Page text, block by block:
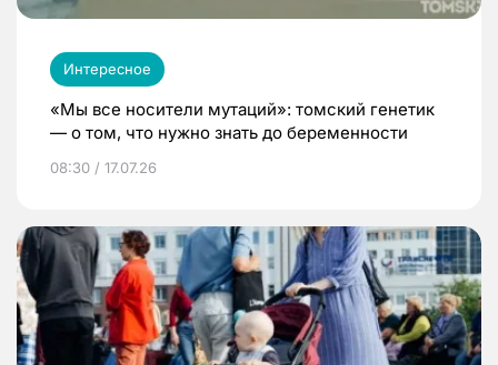
Интересное
«Мы все носители мутаций»: томский генетик
— о том, что нужно знать до беременности
08:30 / 17.07.26